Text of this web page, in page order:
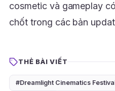
cosmetic và gameplay
chốt trong các bản
THẺ BÀI VIẾT
#Dreamlight Cinematics